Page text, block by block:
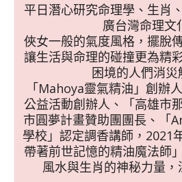
平日潛心研究命理學、生肖
廣台灣命理文
俠女一般的氣度風格，擺脫
讓生活與命理的碰撞更為精
困境的人們消災
「Mahoya靈氣精油」創辦
公益活動創辦人、「高雄市
市圓夢計畫贊助團團長、「
學校」認定調香講師，2021
帶著前世記憶的精油魔法師
風水與生肖的神秘力量，